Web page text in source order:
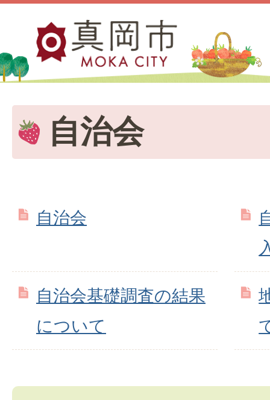
自治会
自治会
自治会基礎調査の結果
について